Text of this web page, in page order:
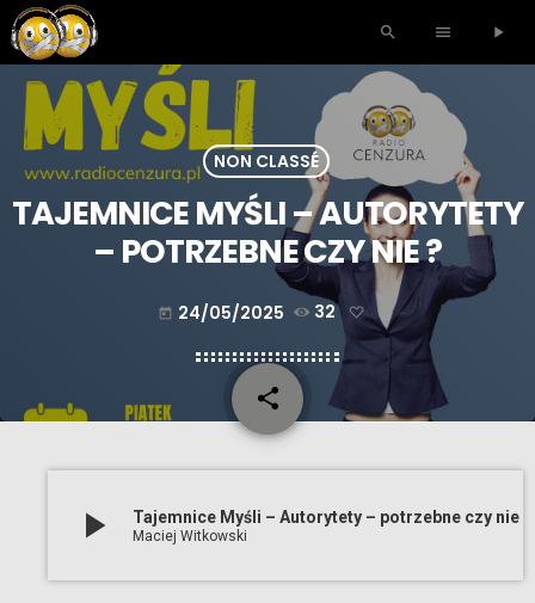
search menu play_arrow
NON CLASSÉ
TAJEMNICE MYŚLI – AUTORYTETY
– POTRZEBNE CZY NIE ?
today 24/05/2025 32
share
email
play_arrow Tajemnice Myśli – Autorytety – potrzebne czy nie ?
Maciej Witkowski